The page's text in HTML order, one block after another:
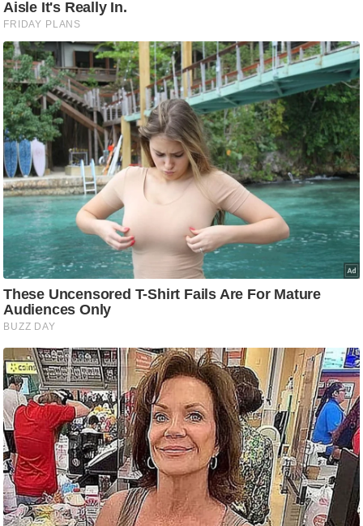
/
श
न
घ
रे
लू
नु
स्खे
प
र्य
ट
न
स्थ
ल
ट
ने
स
मं
त्रा
रि
ले
श